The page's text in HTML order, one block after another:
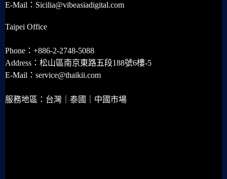
E-Mail：Sicilia@vibeasiadigital.com
Taipei Office
Phone：+886-2-2748-5088
Address：松山區南京東路五段188號6樓-5
E-Mail：service@thaikii.com
服務地區：台灣｜泰國｜中國市場